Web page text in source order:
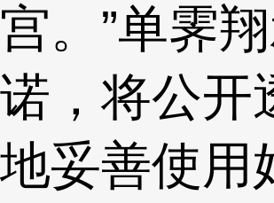
宫。”单霁
诺，将公开
地妥善使用